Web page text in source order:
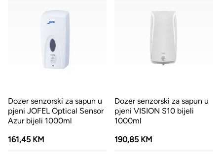
Dozer senzorski za sapun u
pjeni JOFEL Optical Sensor
Azur bijeli 1000ml
161,45 KM
Dozer senzorski za sapun u
pjeni VISION S10 bijeli
1000ml
190,85 KM